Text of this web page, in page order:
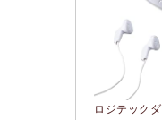
ロジテック